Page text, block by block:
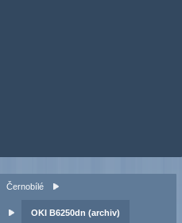
Černobílé
OKI B6250dn (archiv)